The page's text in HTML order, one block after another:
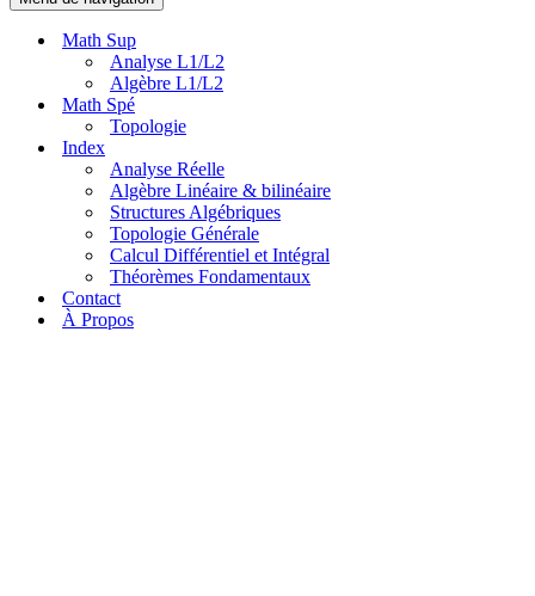
Math Sup
Analyse L1/L2
Algèbre L1/L2
Math Spé
Topologie
Index
Analyse Réelle
Algèbre Linéaire & bilinéaire
Structures Algébriques
Topologie Générale
Calcul Différentiel et Intégral
Théorèmes Fondamentaux
Contact
À Propos